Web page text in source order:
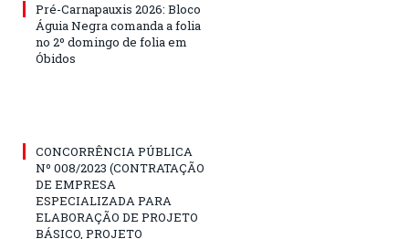
Pré-Carnapauxis 2026: Bloco
Águia Negra comanda a folia
no 2º domingo de folia em
Óbidos
CONCORRÊNCIA PÚBLICA
Nº 008/2023 (CONTRATAÇÃO
DE EMPRESA
ESPECIALIZADA PARA
ELABORAÇÃO DE PROJETO
BÁSICO, PROJETO